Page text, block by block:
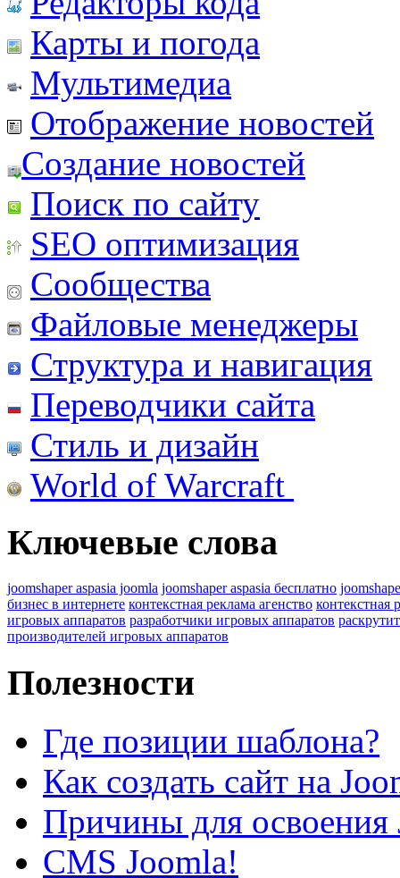
Карты и погода
Мультимедиа
Отображение новостей
Создание новостей
Поиск по сайту
SEO оптимизация
Сообщества
Файловые менеджеры
Структура и навигация
Переводчики сайта
Стиль и дизайн
World of Warcraft
Ключевые слова
joomshaper aspasia joomla joomshaper aspasia бесплатно
бизнес в интернете контекстная реклама агенство контекстная
игровых аппаратов разработчики игровых аппаратов
производителей игровых аппаратов
Полезности
Где позиции шаблона?
Как создать сайт на
Причины для освоения
CMS Joomla!